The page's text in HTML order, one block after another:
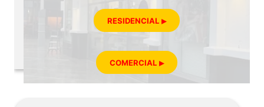
RESIDENCIAL
COMERCIAL